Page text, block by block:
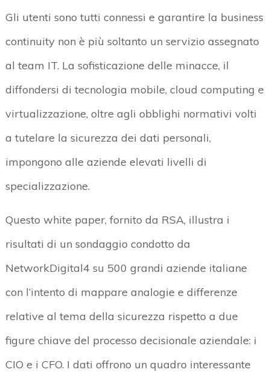
Gli utenti sono tutti connessi e garantire la business
continuity non è più soltanto un servizio assegnato
al team IT. La sofisticazione delle minacce, il
diffondersi di tecnologia mobile, cloud computing e
virtualizzazione, oltre agli obblighi normativi volti
a tutelare la sicurezza dei dati personali,
impongono alle aziende elevati livelli di
specializzazione.
Questo white paper, fornito da RSA, illustra i
risultati di un sondaggio condotto da
NetworkDigital4 su 500 grandi aziende italiane
con l’intento di mappare analogie e differenze
relative al tema della sicurezza rispetto a due
figure chiave del processo decisionale aziendale: i
CIO e i CFO. I dati offrono un quadro interessante